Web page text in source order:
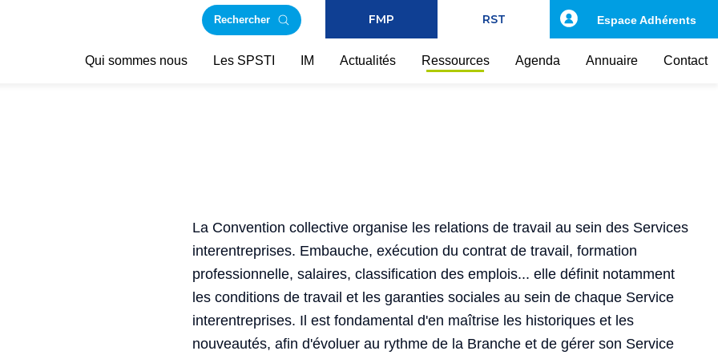
Rechercher FMP RST
Qui sommes nous Les SPSTI IM Actualités Ressources Agenda Annuaire Contact
Espace Adhérents
La Convention collective organise les relations de travail au sein des Services
interentreprises. Embauche, exécution du contrat de travail, formation
professionnelle, salaires, classification des emplois... elle définit notamment
les conditions de travail et les garanties sociales au sein de chaque Service
interentreprises. Il est fondamental d'en maîtrise les historiques et les
nouveautés, afin d'évoluer au rythme de la Branche et de gérer son Service